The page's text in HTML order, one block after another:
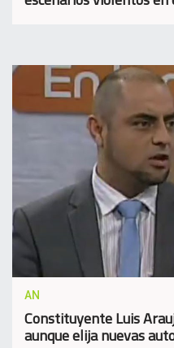
AN
Constituyente Luis
aunque elija nuevas